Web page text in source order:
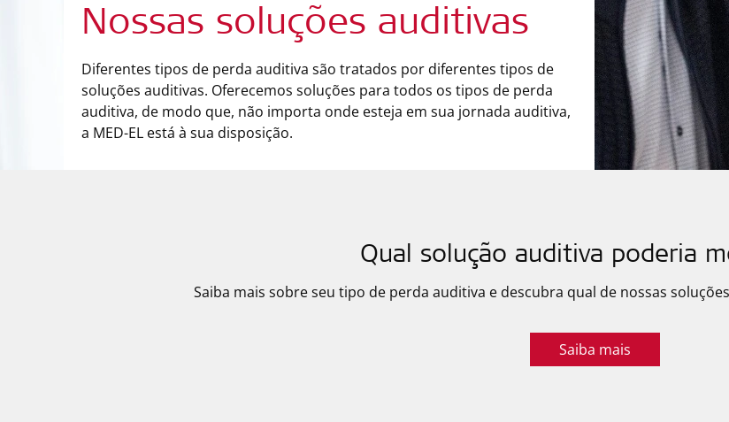
Nossas soluções auditivas
Diferentes tipos de perda auditiva são tratados por diferentes tipos de
soluções auditivas. Oferecemos soluções para todos os tipos de perda
auditiva, de modo que, não importa onde esteja em sua jornada auditiva,
a MED-EL está à sua disposição.
Qual solução auditiva poderia
Saiba mais sobre seu tipo de perda auditiva e descubra qual de nossas
Saiba mais